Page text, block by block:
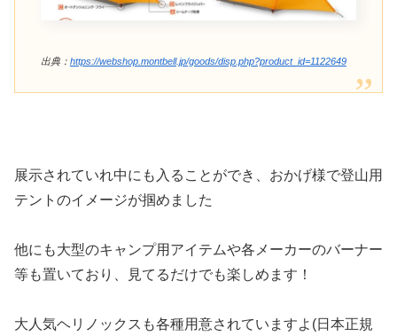
出典： https://webshop.montbell.jp/goods/disp.php?product_id=1122649
展示されていれ中にも入ることができ、おかげ様で登山用
テントのイメージが掴めました
他にも大型のキャンプ用アイテムや各メーカーのバーナー
等も置いており、見てるだけでも楽しめます！
大人気ヘリノックスも各種用意されていますよ(日本正規